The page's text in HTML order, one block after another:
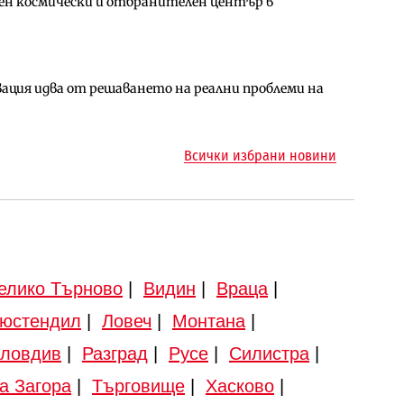
идва от решаването на реални проблеми на
план за магистралата Русе – Велико
езеро става част от бъдещата магистрала
Всички избрани новини
Търново | Видин | Враца |
| Ловеч | Монтана |
| Разград | Русе | Силистра |
Загора | Търговище | Хасково |